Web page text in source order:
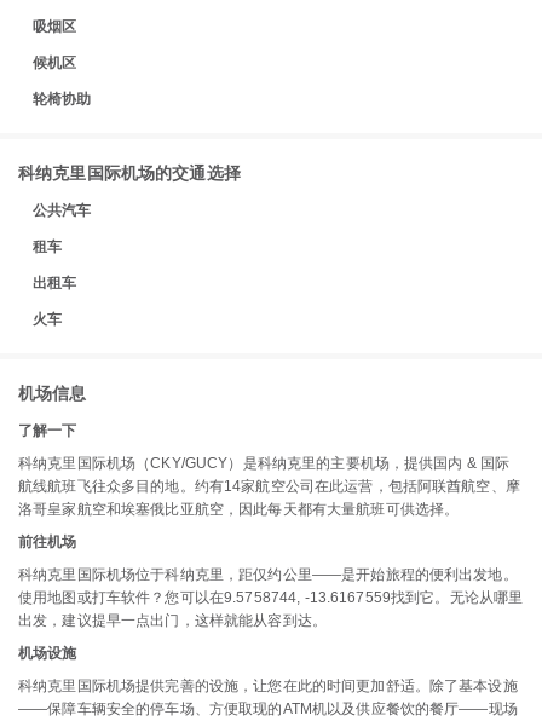
吸烟区
候机区
轮椅协助
科纳克里国际机场的交通选择
公共汽车
租车
出租车
火车
机场信息
了解一下
科纳克里国际机场（CKY/GUCY）是科纳克里的主要机场，提供国内 & 国际
航线航班飞往众多目的地。约有14家航空公司在此运营，包括阿联酋航空、摩
洛哥皇家航空和埃塞俄比亚航空，因此每天都有大量航班可供选择。
前往机场
科纳克里国际机场位于科纳克里，距仅约公里——是开始旅程的便利出发地。
使用地图或打车软件？您可以在9.5758744, -13.6167559找到它。无论从哪里
出发，建议提早一点出门，这样就能从容到达。
机场设施
科纳克里国际机场提供完善的设施，让您在此的时间更加舒适。除了基本设施
——保障车辆安全的停车场、方便取现的ATM机以及供应餐饮的餐厅——现场